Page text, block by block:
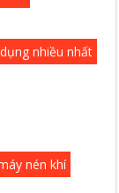
nhiều nhất
nén khí